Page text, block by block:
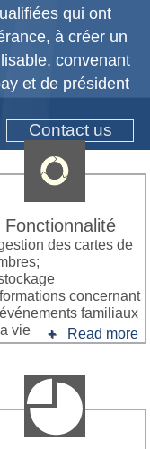
qui ont
à créer un
convenant
et de président
Contact us
Fonctionnalité
des cartes de
concernant
familiaux
vie
Read more